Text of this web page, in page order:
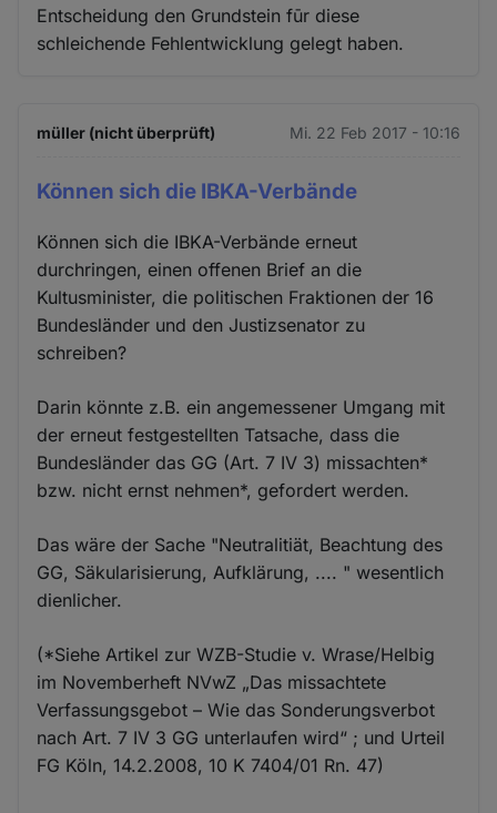
Entscheidung den Grundstein fūr diese
schleichende Fehlentwicklung gelegt haben.
müller (nicht überprüft) Mi. 22 Feb 2017 - 10:16
Können sich die IBKA-Verbände
Können sich die IBKA-Verbände erneut
durchringen, einen offenen Brief an die
Kultusminister, die politischen Fraktionen der 16
Bundesländer und den Justizsenator zu
schreiben?
Darin könnte z.B. ein angemessener Umgang mit
der erneut festgestellten Tatsache, dass die
Bundesländer das GG (Art. 7 IV 3) missachten*
bzw. nicht ernst nehmen*, gefordert werden.
Das wäre der Sache "Neutralitiät, Beachtung des
GG, Säkularisierung, Aufklärung, .... " wesentlich
dienlicher.
(*Siehe Artikel zur WZB-Studie v. Wrase/Helbig
im Novemberheft NVwZ „Das missachtete
Verfassungsgebot – Wie das Sonderungsverbot
nach Art. 7 IV 3 GG unterlaufen wird“ ; und Urteil
FG Köln, 14.2.2008, 10 K 7404/01 Rn. 47)